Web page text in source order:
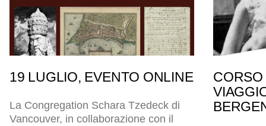
19 LUGLIO, EVENTO ONLINE
La Congregation Schara Tzedeck di
Vancouver, in collaborazione con il